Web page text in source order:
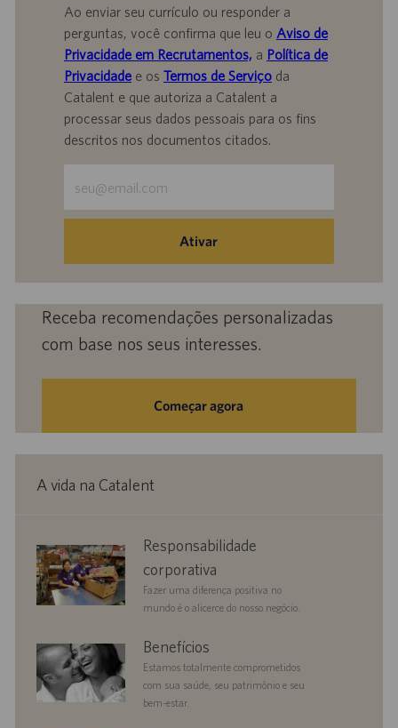
Ao enviar seu currículo ou responder a
perguntas, você confirma que leu o Aviso de
Privacidade em Recrutamentos,a Política de
Privacidadee os Termos de Serviçoda
Catalent e que autoriza a Catalent a
processar seus dados pessoais para os fins
descritos nos documentos citados.
endereço
mail
(obrigatório)
Ativar
Receba recomendações personalizadas
com base nos seus interesses.
Começar agora
A vida na Catalent
responsibility
Responsabilidade
corporativa
Fazer uma diferença positiva no
mundo é o alicerce do nosso negócio.
benefits Benefícios
Estamos totalmente comprometidos
com sua saúde, seu patrimônio e seu
bem-estar.